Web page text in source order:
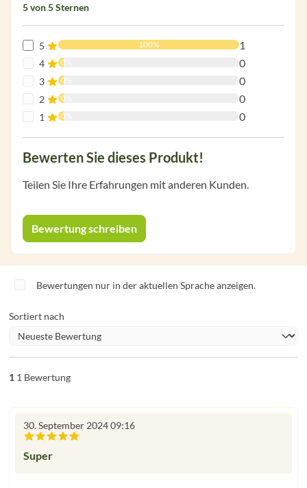
Durchschnittliche Bewertung von 5 von 5 Sternen
5 von 5 Sternen
5 100% 1
4 0% 0
3 0% 0
2 0% 0
1 0% 0
Bewerten Sie dieses Produkt!
Teilen Sie Ihre Erfahrungen mit anderen Kunden.
Bewertung schreiben
Bewertungen nur in der aktuellen Sprache anzeigen.
Sortiert nach
1 1 Bewertung
30. September 2024 09:16
Super